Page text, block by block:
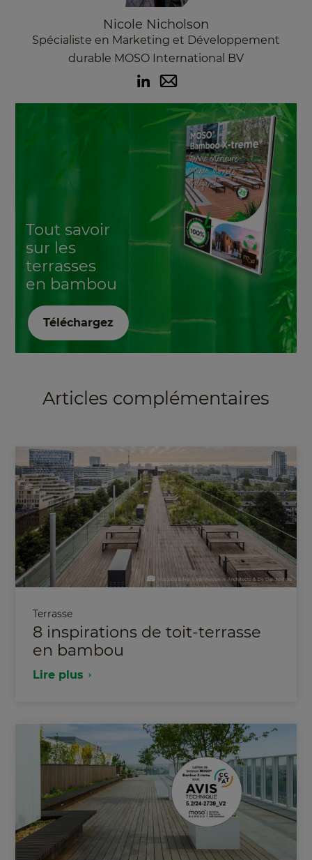
Nicole Nicholson
Spécialiste en Marketing et Développement
durable MOSO International BV
Tout savoir
sur les
terrasses
en bambou
Téléchargez
Articles complémentaires
Terrasse
8 inspirations de toit-terrasse
en bambou
Lire plus